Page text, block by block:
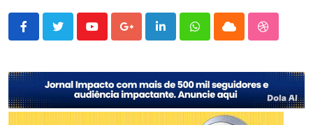
YoutubeGoogle+LinkedInWhatsappCloud